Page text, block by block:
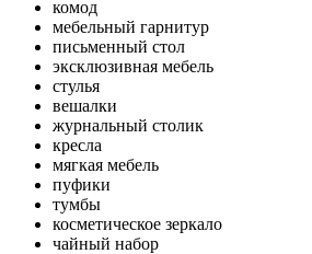
комод
мебельный гарнитур
письменный стол
эксклюзивная мебель
стулья
вешалки
журнальный столик
кресла
мягкая мебель
пуфики
тумбы
косметическое зеркало
чайный набор